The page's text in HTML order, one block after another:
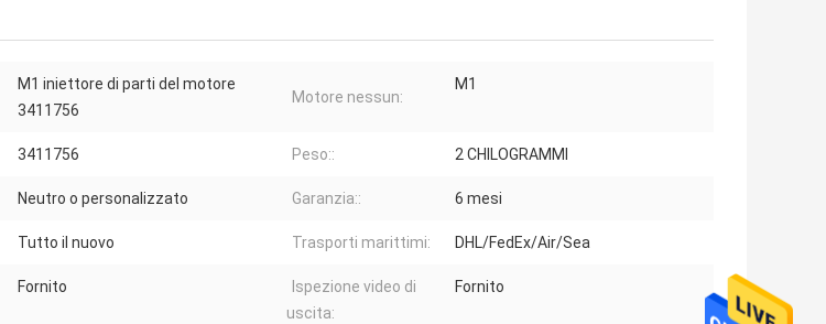
M1 iniettore di parti del motore
3411756
Motore nessun:
M1
3411756 Peso:: 2 CHILOGRAMMI
Neutro o personalizzato Garanzia:: 6 mesi
Tutto il nuovo Trasporti marittimi: DHL/FedEx/Air/Sea
Fornito
Ispezione video di
uscita:
Fornito